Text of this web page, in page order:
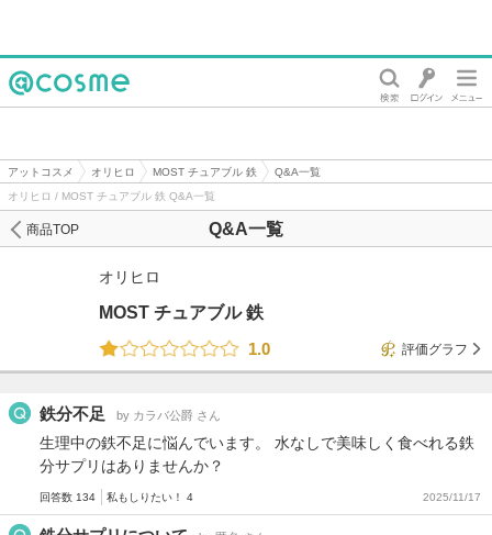
アットコスメ オリヒロ MOST チュアブル 鉄
Q&A一覧
オリヒロ / MOST チュアブル 鉄 Q&A一覧
Q&A一覧
商品TOP
オリヒロ
MOST チュアブル 鉄
1.0
評価グラフ
鉄分不足 by カラバ公爵 さん
生理中の鉄不足に悩んでいます。 水なしで美味しく食べれる鉄
分サプリはありませんか？
回答数 134 私もしりたい！ 4 2025/11/17